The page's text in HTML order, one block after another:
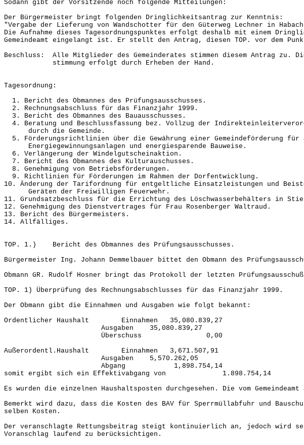
Sodann gibt der Vorsitzende noch folgende Mitteilungen:
Der Bürgermeister bringt folgenden Dringlichkeitsantrag zur Kenntnis:
"Vergabe der Lieferung von Wandschotter für den Güterweg Lechner in
Die Aufnahme dieses Tagesordnungspunktes erfolgt deshalb mit einem
Gemeindeamt eingelangt ist. Er stellt den Antrag, diesen TOP. vor dem
Beschluss: Alle Mitglieder des Gemeinderates stimmen diesem Antrag zu.
stimmung erfolgt durch Erheben der Hand.
Tagesordnung:
1. Bericht des Obmannes des Prüfungsausschusses.
2. Rechnungsabschluss für das Finanzjahr 1999.
3. Bericht des Obmannes des Bauausschusses.
4. Beratung und Beschlussfassung bez. Vollzug der
durch die Gemeinde.
5. Förderungsrichtlinien über die Gewährung einer Gemeindeförderung
Energiegewinnungsanlagen und energiesparende Bauweise.
6. Verlängerung der Windelgutscheinaktion.
7. Bericht des Obmannes des Kulturauschusses.
8. Genehmigung von Betriebsförderungen.
9. Richtlinien für Förderungen im Rahmen der Dorfentwicklung.
10. Änderung der Tarifordnung für entgeltliche Einsatzleistungen und
Geräten der Freiwilligen Feuerwehr.
11. Grundsatzbeschluss für die Errichtung des Löschwasserbehälters in
12. Genehmigung des Dienstvertrages für Frau Rosenberger Waltraud.
13. Bericht des Bürgermeisters.
14. Allfälliges.
TOP. 1.) Bericht des Obmannes des Prüfungsausschusses.
Bürgermeister Ing. Johann Demmelbauer bittet den Obmann des
Obmann GR. Rudolf Hosner bringt das Protokoll der letzten
TOP. 1) Überprüfung des Rechnungsabschlusses für das Finanzjahr 1999.
Der Obmann gibt die Einnahmen und Ausgaben wie folgt bekannt:
Ordentlicher Haushalt Einnahmen 35,080.839,27
Ausgaben 35,080.839,27
Überschuss 0,00
Außerordentl.Haushalt Einnahmen 3,671.507,91
Ausgaben 5,570.262,05
Abgang 1,898.754,14
somit ergibt sich ein Effektivabgang von 1.898.754,14
Es wurden die einzelnen Haushaltsposten durchgesehen. Die vom
Bemerkt wird dazu, dass die Kosten des BAV für Sperrmüllabfuhr und
selben Kosten.
Der veranschlagte Rettungsbeitrag steigt kontinuierlich an, jedoch wird
Voranschlag laufend zu berücksichtigen.